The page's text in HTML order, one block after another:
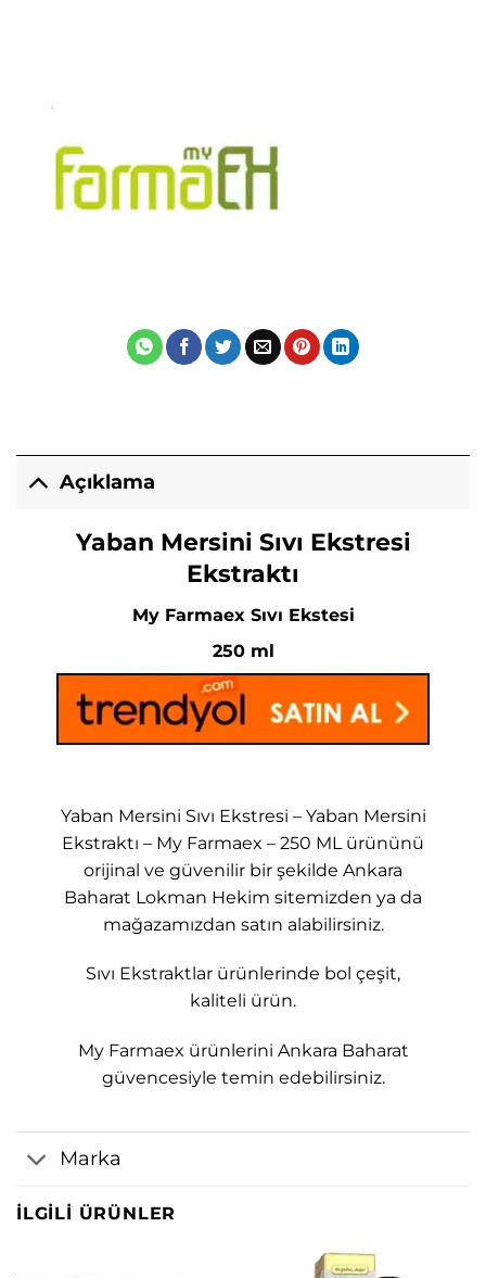
Açıklama
Yaban Mersini Sıvı Ekstresi
Ekstraktı
My Farmaex Sıvı Ekstesi
250 ml
Yaban Mersini Sıvı Ekstresi – Yaban Mersini
Ekstraktı – My Farmaex – 250 ML ürününü
orijinal ve güvenilir bir şekilde Ankara
Baharat Lokman Hekim sitemizden ya da
mağazamızdan satın alabilirsiniz.
Sıvı Ekstraktlar ürünlerinde bol çeşit,
kaliteli ürün.
My Farmaex ürünlerini Ankara Baharat
güvencesiyle temin edebilirsiniz.
Marka
İLGILI ÜRÜNLER